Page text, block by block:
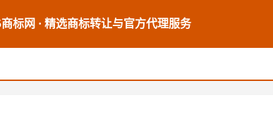
标网 · 精选商标转让与官方代理服务